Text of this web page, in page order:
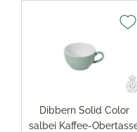
Dibbern Solid Color
salbei Kaffee-